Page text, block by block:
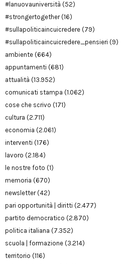
#lanuovauniversità (52)
#strongertogether(16)
#sullapoliticaincuicredere (79)
#sullapoliticaincuicredere_pensieri (9)
ambiente (664)
appuntamenti (681)
attualità (13.952)
comunicati stampa (1.062)
cose che scrivo (171)
cultura (2.711)
economia (2.061)
interventi (176)
lavoro (2.184)
le nostre foto (1)
memoria (670)
newsletter(42)
pari opportunità | diritti (2.477)
partito democratico (2.870)
politica italiana (7.352)
scuola | formazione (3.214)
territorio (116)